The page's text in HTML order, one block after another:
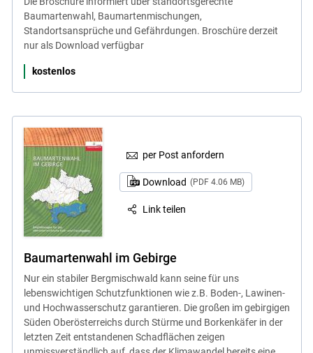
Baumartenwahl, Baumartenmischungen,
Standortsansprüche und Gefährdungen. Broschüre derzeit
nur als Download verfügbar
kostenlos
per Post anfordern
Download (PDF 4.06 MB)
Link teilen
Baumartenwahl im Gebirge
Nur ein stabiler Bergmischwald kann seine für uns
lebenswichtigen Schutzfunktionen wie z.B. Boden-, Lawinen-
und Hochwasserschutz garantieren. Die großen im gebirgigen
Süden Oberösterreichs durch Stürme und Borkenkäfer in der
letzten Zeit entstandenen Schadflächen zeigen